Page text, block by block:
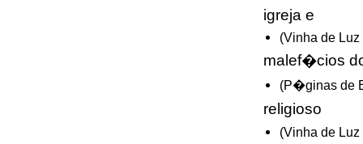
igreja e
(Vinha de Luz
malef�cios
(P�ginas de
religioso
(Vinha de Luz